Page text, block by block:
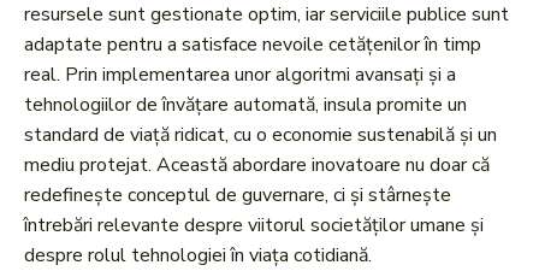
resursele sunt gestionate optim, iar serviciile publice sunt
adaptate pentru a satisface nevoile cetățenilor în timp
real. Prin implementarea unor algoritmi avansați și a
tehnologiilor de învățare automată, insula promite un
standard de viață ridicat, cu o economie sustenabilă și un
mediu protejat. Această abordare inovatoare nu doar că
redefinește conceptul de guvernare, ci și stârnește
întrebări relevante despre viitorul societăților umane și
despre rolul tehnologiei în viața cotidiană.